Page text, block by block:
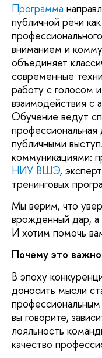
Программа
публичной речи
вниманием и
объединяет
современные
работу с голосом
взаимодействия с
Обучение ведут
профессиональная
публичными
коммуникациями:
НИУ ВШЭ,
тренинговых
Мы верим, что
врожденный дар, а
И хотим помочь
Почему это
В эпоху
доносить мысли
вы говорите,
лояльность
качество